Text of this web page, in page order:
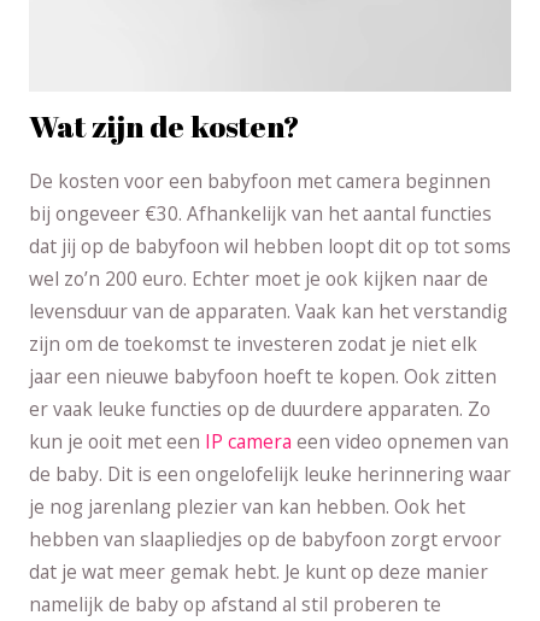
Wat zijn de kosten?
De kosten voor een babyfoon met camera beginnen
bij ongeveer €30. Afhankelijk van het aantal functies
dat jij op de babyfoon wil hebben loopt dit op tot soms
wel zo’n 200 euro. Echter moet je ook kijken naar de
levensduur van de apparaten. Vaak kan het verstandig
zijn om de toekomst te investeren zodat je niet elk
jaar een nieuwe babyfoon hoeft te kopen. Ook zitten
er vaak leuke functies op de duurdere apparaten. Zo
kun je ooit met een IP camera een video opnemen van
de baby. Dit is een ongelofelijk leuke herinnering waar
je nog jarenlang plezier van kan hebben. Ook het
hebben van slaapliedjes op de babyfoon zorgt ervoor
dat je wat meer gemak hebt. Je kunt op deze manier
namelijk de baby op afstand al stil proberen te